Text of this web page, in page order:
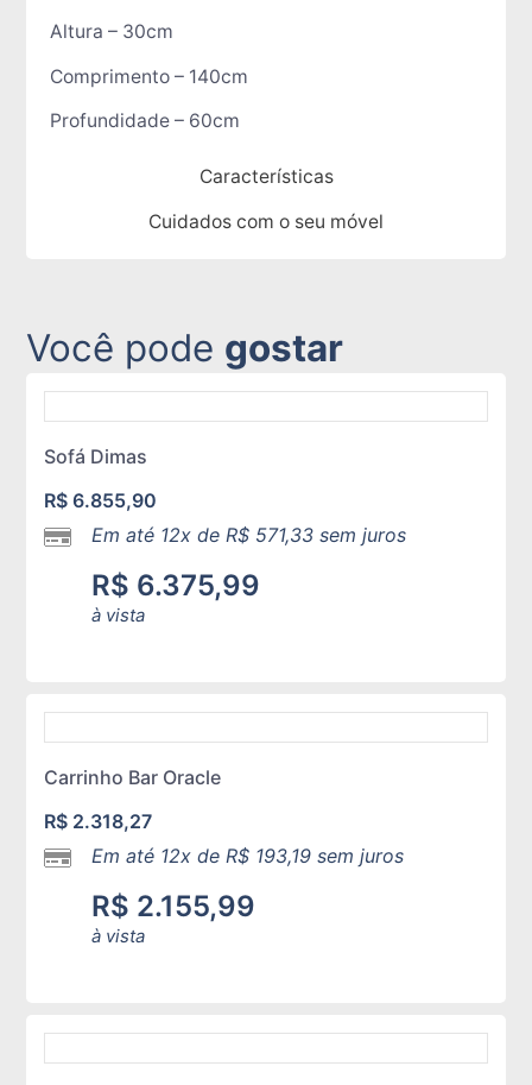
Características
Cuidados com o seu móvel
Altura – 30cm
Comprimento – 140cm
Profundidade – 60cm
Você pode gostar
Sofá Dimas
R$ 6.855,90
Em até 12x deR$ 571,33 sem juros
R$ 6.375,99
à vista
Carrinho Bar Oracle
R$ 2.318,27
Em até 12x deR$ 193,19 sem juros
R$ 2.155,99
à vista